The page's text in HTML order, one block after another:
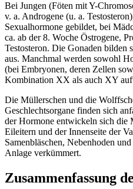
Bei Jungen (Föten mit Y-
v. a. Androgene (u. a.
Sexualhormone gebildet, bei
ca. ab der 8. Woche Östrogene,
Testosteron. Die Gonaden bilden
aus. Manchmal werden sowohl
(bei Embryonen, deren Zellen
Kombination XX als auch XY
Die Müllerschen und die
Geschlechtsorgane finden sich
der Hormone entwickeln sich die
Eileitern und der Innenseite der
Samenbläschen, Nebenhoden
Anlage verkümmert.
Zusammenfassung